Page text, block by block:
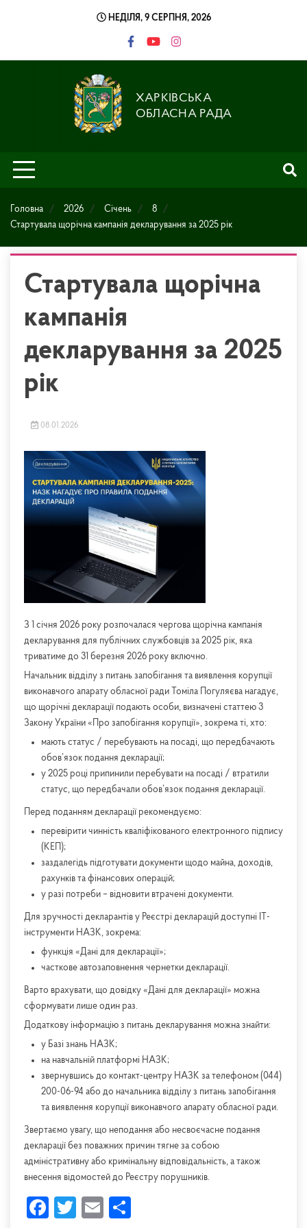
НЕДІЛЯ, 9 СЕРПНЯ, 2026
ХАРКІВСЬКА
ОБЛАСНА РАДА
Головна 2026 Січень
8
Стартувала щорічна кампанія декларування за 2025 рік
Стартувала щорічна
кампанія
декларування за 2025
рік
08.01.2026
З 1 січня 2026 року розпочалася чергова щорічна кампанія
декларування для публічних службовців за 2025 рік, яка
триватиме до 31 березня 2026 року включно.
Начальник відділу з питань запобігання та виявлення корупції
виконавчого апарату обласної ради Томіла Погуляєва нагадує,
що щорічні декларації подають особи, визначені статтею 3
Закону України «Про запобігання корупції», зокрема ті, хто:
мають статус / перебувають на посаді, що передбачають
обов’язок подання декларації;
у 2025 році припинили перебувати на посаді / втратили
статус, що передбачали обов’язок подання декларації.
Перед поданням декларації рекомендуємо:
перевірити чинність кваліфікованого електронного підпису
(КЕП);
заздалегідь підготувати документи щодо майна, доходів,
рахунків та фінансових операцій;
у разі потреби – відновити втрачені документи.
Для зручності декларантів у Реєстрі декларацій доступні ІТ-
інструменти НАЗК, зокрема:
функція «Дані для декларації»;
часткове автозаповнення чернетки декларації.
Варто врахувати, що довідку «Дані для декларації» можна
сформувати лише один раз.
Додаткову інформацію з питань декларування можна знайти:
у Базі знань НАЗК;
на навчальній платформі НАЗК;
звернувшись до контакт-центру НАЗК за телефоном (044)
200-06-94 або до начальника відділу з питань запобігання
та виявлення корупції виконавчого апарату обласної ради.
Звертаємо увагу, що неподання або несвоєчасне подання
декларації без поважних причин тягне за собою
адміністративну або кримінальну відповідальність, а також
внесення відомостей до Реєстру порушників.
Facebook
Twitter
Email